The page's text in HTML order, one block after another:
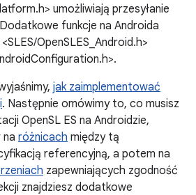
umożliwiają przesyłanie
funkcje na Androida
OpenSLES_Android.h>
jak zaimplementować
. Następnie omówimy to, co musisz
OpenSL ES na Androidzie,
na różnicach między tą
referencyjną, a potem na
zapewniających zgodność
znajdziesz dodatkowe